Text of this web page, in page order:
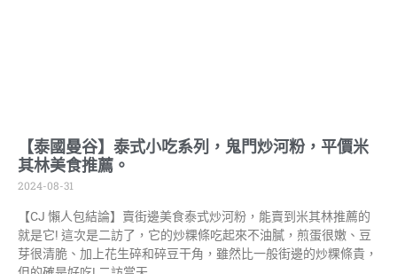
【泰國曼谷】泰式小吃系列，鬼門炒河粉，平價米
其林美食推薦。
2024-08-31
【CJ 懶人包結論】賣街邊美食泰式炒河粉，能賣到米其林推薦的
就是它! 這次是二訪了，它的炒粿條吃起來不油膩，煎蛋很嫩、豆
芽很清脆、加上花生碎和碎豆干角，雖然比一般街邊的炒粿條貴，